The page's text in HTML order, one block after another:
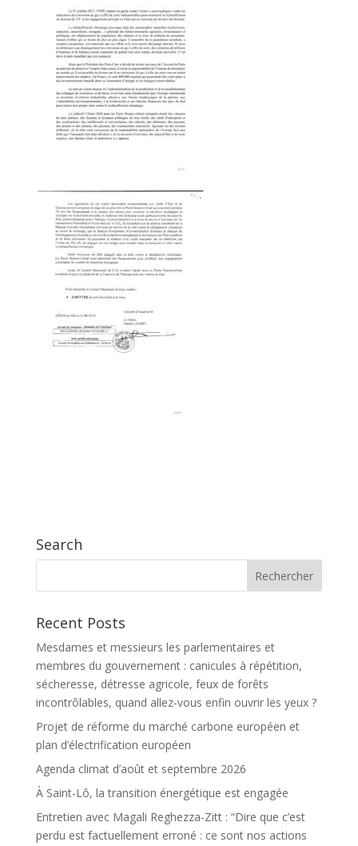
Search
Recent Posts
Mesdames et messieurs les parlementaires et
membres du gouvernement : canicules à répétition,
sécheresse, détresse agricole, feux de forêts
incontrôlables, quand allez-vous enfin ouvrir les yeux ?
Projet de réforme du marché carbone européen et
plan d’électrification européen
Agenda climat d’août et septembre 2026
À Saint-Lô, la transition énergétique est engagée
Entretien avec Magali Reghezza-Zitt : “Dire que c’est
perdu est factuellement erroné : ce sont nos actions